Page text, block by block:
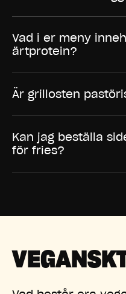
Vad i er meny
ärtprotein?
Är grillosten
Kan jag beställa
för fries?